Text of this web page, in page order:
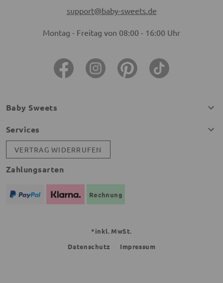
support@baby-sweets.de
Montag - Freitag von 08:00 - 16:00 Uhr
Baby Sweets
Services
VERTRAG WIDERRUFEN
Zahlungsarten
Rechnung
*inkl. MwSt.
Datenschutz
Impressum